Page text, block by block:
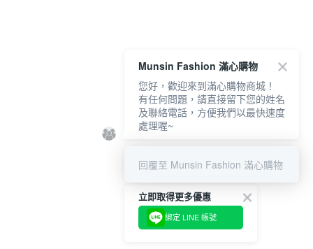
立即取得更多優惠
綁定 LINE 帳號
Munsin Fashion 滿心購物
您好，歡迎來到滿心購物商城！
有任何問題，請直接留下您的姓名
及聯絡電話，方便我們以最快速度
處理喔~
回覆至 Munsin Fashion 滿心購物